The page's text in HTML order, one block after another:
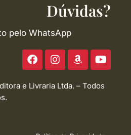
Dúvidas?
pelo WhatsApp
F
a
c
e
I
n
s
t
A
m
a
z
Y
o
u
t
e Livraria Ltda. – Todos